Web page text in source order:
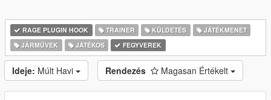
RAGE PLUGIN HOOK TRAINER KÜLDETÉS
JÁTÉKMENET
JÁRMŰVEK
JÁTÉKOS FEGYVEREK
Ideje: Múlt Havi Rendezés Magasan Értékelt